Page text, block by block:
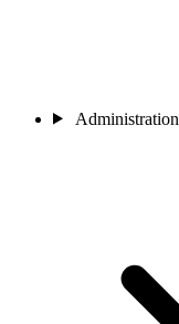
Administration